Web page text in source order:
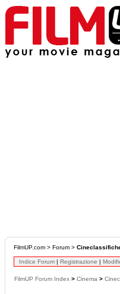
FilmUP.com > Forum >
Indice Forum | Registrazione |
FilmUP Forum Index > Cinema >